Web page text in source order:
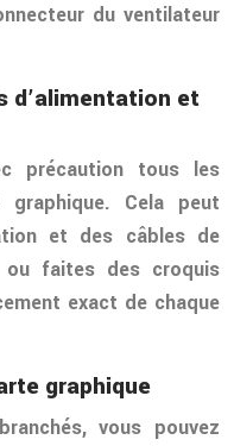
du ventilateur
d’alimentation et
précaution tous les
Cela peut
et des câbles de
ou faites des croquis
exact de chaque
graphique
vous pouvez